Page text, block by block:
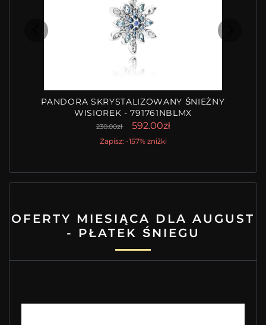
PANDORA SKRYSTALIZOWANY ŚNIEŻNY
WISIOREK - 791761NBLMX
230.00zł 592.00zł
Zapisz: -157% zniżki
OFERTY MIESIĄCA DLA AUGUST
- PŁATEK ŚNIEGU